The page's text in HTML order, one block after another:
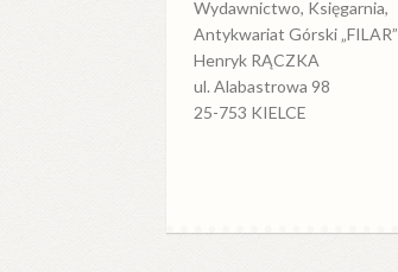
Wydawnictwo, Księgarnia,
Antykwariat Górski „FILAR”
Henryk RĄCZKA
ul. Alabastrowa 98
25-753 KIELCE